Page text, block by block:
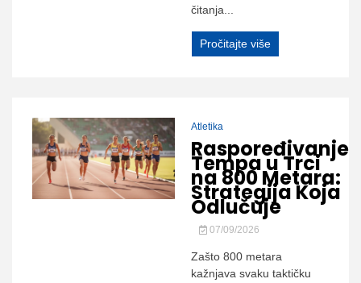
čitanja...
Pročitajte više
Atletika
Raspoređivanje
Tempa u Trci
na 800 Metara:
Strategija Koja
Odlučuje
07/09/2026
Zašto 800 metara
kažnjava svaku taktičku